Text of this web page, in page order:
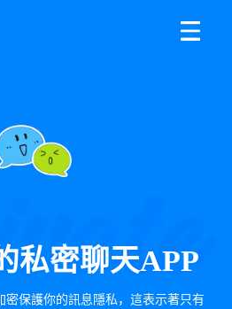
私密聊天APP
密保護你的訊息隱私，這表示著只有